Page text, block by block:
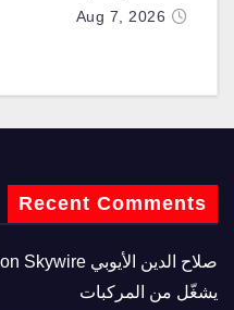
Aug 7, 2026
Recent Comments
صلاح الدين الأيوبي
يشغّل من المركبات